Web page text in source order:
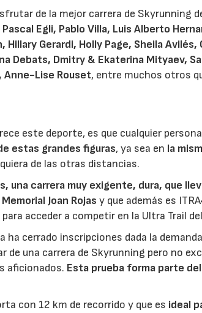
de la mejor carrera de Skyrunning
Pascal Egli, Pablo Villa, Luis Alberto
Hillary Gerardi, Holly Page, Sheila
Debats, Dmitry & Ekaterina Mityaev,
Anne-Lise Rouset, entre muchos otros
este deporte, es que cualquier
estas grandes figuras, ya sea en la
de las otras distancias.
una carrera muy exigente, dura, que
Joan Rojas y que además es
acceder a competir en la Ultra Trail
ha cerrado inscripciones dada la
una carrera de Skyrunning pero no
aficionados. Esta prueba forma parte
con 12 km de recorrido y que es ideal